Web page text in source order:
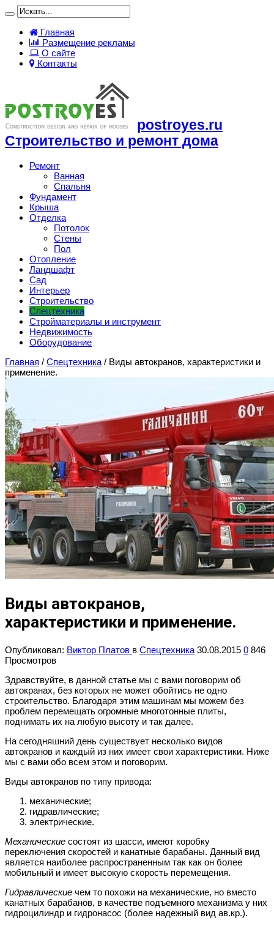
Главная
Размещение рекламы
О сайте
Контакты
postroyes.ru
Строительство и ремонт дома
Ремонт
Ванная
Спальня
Фундамент
Крыша
Отделка
Потолок
Стены
Пол
Отопление
Ландшафт
Сад
Интерьер
Строительство
Спецтехника
Стройматериалы и инструмент
Недвижимость
Оборудование
Главная / Спецтехника / Виды автокранов, характеристики и
применение.
Виды автокранов,
характеристики и применение.
Опубликовал: Виктор Платов в Спецтехника 30.08.2015 0 846
Просмотров
Здравствуйте, в данной статье мы с вами поговорим об
автокранах, без которых не может обойтись не одно
строительство. Благодаря этим машинам мы можем без
проблем перемещать огромные многотонные плиты,
поднимать их на любую высоту и так далее.
На сегодняшний день существует несколько видов
автокранов и каждый из них имеет свои характеристики. Ниже
мы с вами обо всем этом и поговорим.
Виды автокранов по типу привода:
механические;
гидравлические;
электрические.
Механические состоят из шасси, имеют коробку
переключения скоростей и канатные барабаны. Данный вид
является наиболее распространенным так как он более
мобильный и имеет высокую скорость перемещения.
Гидравлические чем то похожи на механические, но вместо
канатных барабанов, в качестве подъемного механизма у них
гидроцилиндр и гидронасос (более надежный вид ав.кр.).